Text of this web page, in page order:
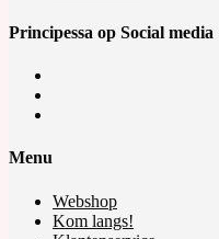
Principessa op Social media
tab
Menu
Webshop
Kom langs!